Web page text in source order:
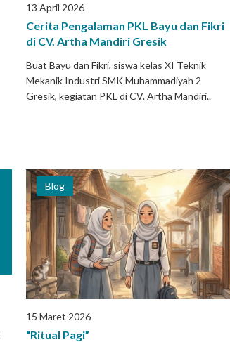
13 April 2026
Cerita Pengalaman PKL Bayu dan Fikri
di CV. Artha Mandiri Gresik
Buat Bayu dan Fikri, siswa kelas XI Teknik
Mekanik Industri SMK Muhammadiyah 2
Gresik, kegiatan PKL di CV. Artha Mandiri..
Blog
15 Maret 2026
“Ritual Pagi”